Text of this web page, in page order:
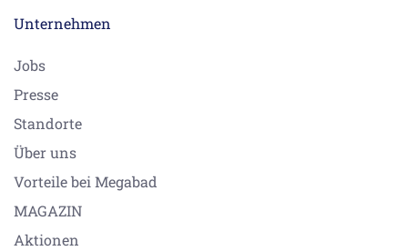
Unternehmen
Jobs
Presse
Standorte
Über uns
Vorteile bei Megabad
MAGAZIN
Aktionen